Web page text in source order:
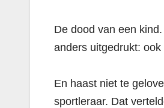
De dood van een
anders uitgedrukt:
En haast niet te
sportleraar. Dat